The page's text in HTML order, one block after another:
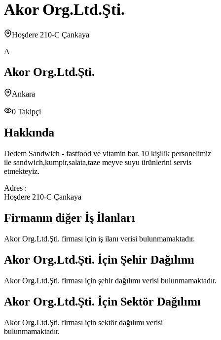
Akor Org.Ltd.Şti.
Hoşdere 210-C Çankaya
A
Akor Org.Ltd.Şti.
Ankara
0 Takipçi
Hakkında
Dedem Sandwich - fastfood ve vitamin bar. 10 kişilik personelimiz
ile sandwich,kumpir,salata,taze meyve suyu ürünlerini servis
etmekteyiz.
Adres :
Hoşdere 210-C Çankaya
Firmanın diğer İş İlanları
Akor Org.Ltd.Şti. firması için iş ilanı verisi bulunmamaktadır.
Akor Org.Ltd.Şti. İçin Şehir Dağılımı
Akor Org.Ltd.Şti. firması için şehir dağılımı verisi bulunmamaktadır.
Akor Org.Ltd.Şti. İçin Sektör Dağılımı
Akor Org.Ltd.Şti. firması için sektör dağılımı verisi
bulunmamaktadır.